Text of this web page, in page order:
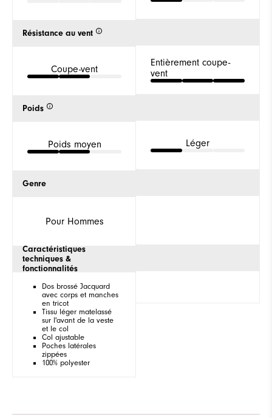
Résistance au vent
Coupe-vent
Poids
Poids moyen
Genre
Pour Hommes
Caractéristiques
techniques &
fonctionnalités
Dos brossé Jacquard
avec corps et manches
en tricot
Tissu léger matelassé
sur l'avant de la veste
et le col
Col ajustable
Poches latérales
zippées
100% polyester
Entièrement coupe-
vent
Léger